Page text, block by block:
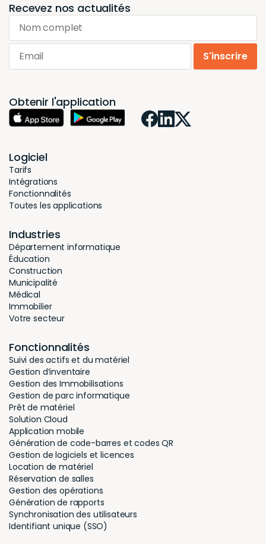
Recevez nos actualités
Nom complet
Email
S'inscrire
Obtenir l'application
Logiciel
Tarifs
Intégrations
Fonctionnalités
Toutes les applications
Industries
Département informatique
Éducation
Construction
Municipalité
Médical
Immobilier
Votre secteur
Fonctionnalités
Suivi des actifs et du matériel
Gestion d’inventaire
Gestion des Immobilisations
Gestion de parc informatique
Prêt de matériel
Solution Cloud
Application mobile
Génération de code-barres et codes QR
Gestion de logiciels et licences
Location de matériel
Réservation de salles
Gestion des opérations
Génération de rapports
Synchronisation des utilisateurs
Identifiant unique (SSO)